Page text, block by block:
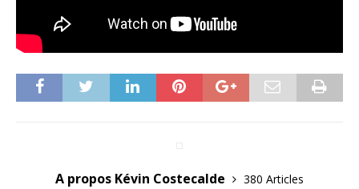
A propos Kévin Costecalde
380 Articles